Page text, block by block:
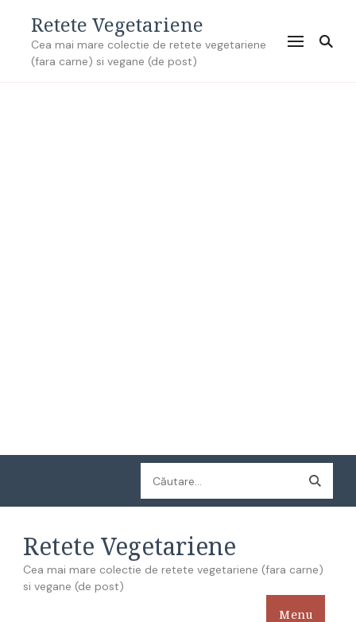
Retete Vegetariene
Cea mai mare colectie de retete vegetariene
(fara carne) si vegane (de post)
Caută
după:
Retete Vegetariene
Cea mai mare colectie de retete vegetariene (fara carne)
si vegane (de post)
Menu